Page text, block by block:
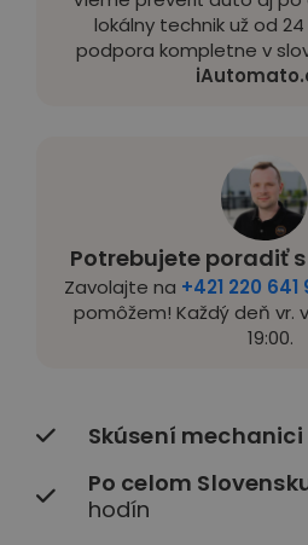
Potrebujete poradiť
Zavolajte na +421 220 641
pomôžem! Každý deň vr.
19:00.
Skúsení mechanici
Po celom
hodín
lokálny technik už od
podpora kompletne v